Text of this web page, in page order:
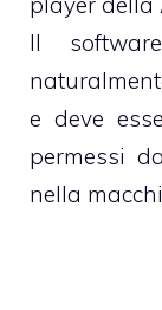
Il
e deve
permessi
nella